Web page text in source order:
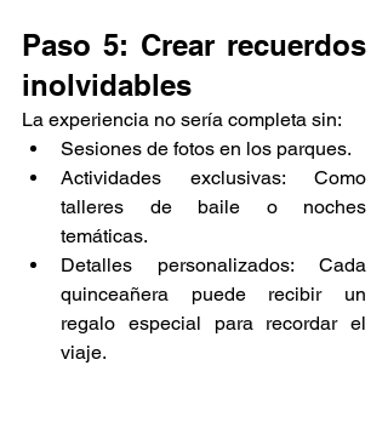
Paso 5: Crear recuerdos
inolvidables
La experiencia no sería completa sin:
Sesiones de fotos en los parques.
Actividades exclusivas: Como
talleres de baile o noches
temáticas.
Detalles personalizados: Cada
quinceañera puede recibir un
regalo especial para recordar el
viaje.